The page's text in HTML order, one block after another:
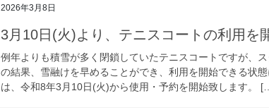
2026年3月8日
3月10日(火)より、テニスコートの利用を
例年よりも積雪が多く閉鎖していたテニスコートですが、
の結果、雪融けを早めることができ、利用を開始できる状
は、令和8年3月10日(火)から使用・予約を開始致します。